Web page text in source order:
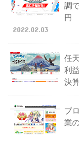
調
円
2022.02.03
任
利
決
ブ
業